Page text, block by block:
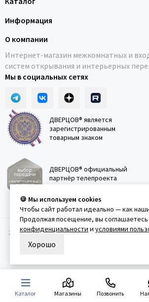
Информация
О компании
Интернет-магазин межкомнатных и
систем открывания и интерьерных
Мы в социальных сетях
ДВЕРЦОВ® является
зарегистрированным
товарным знаком
ДВЕРЦОВ® официальный
партнёр телепроекта
2011-2026 © Дверцов.Карта сайта
конфеденциальности
Каталог Магазины Позвонить
🍪 Мы используем cookies
Чтобы сайт работал идеально — как
Продолжая посещение, вы соглашаетесь
конфиденциальности и условиями
Хорошо